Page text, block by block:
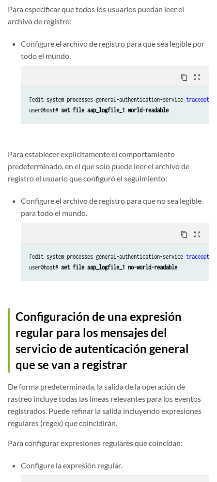
Para especificar que todos los usuarios puedan leer el
archivo de registro:
Configure el archivo de registro para que sea legible por
todo el mundo.
content_copy zoom_out_map
[edit system processes general-authentication-service
user@host# set file aap_logfile_1 world-readable
Para establecer explícitamente el comportamiento
predeterminado, en el que solo puede leer el archivo de
registro el usuario que configuró el seguimiento:
Configure el archivo de registro para que no sea legible
para todo el mundo.
content_copy zoom_out_map
[edit system processes general-authentication-service
user@host# set file aap_logfile_1 no-world-readable
Configuración de una expresión
regular para los mensajes del
servicio de autenticación general
que se van a registrar
De forma predeterminada, la salida de la operación de
rastreo incluye todas las líneas relevantes para los eventos
registrados. Puede refinar la salida incluyendo expresiones
regulares (regex) que coincidirán.
Para configurar expresiones regulares que coincidan:
Configure la expresión regular.